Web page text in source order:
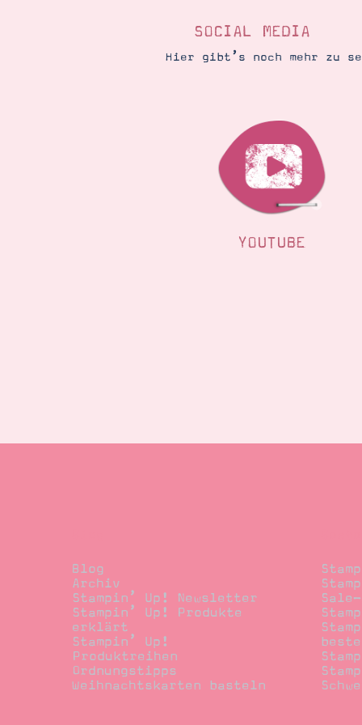
SOCIAL MEDIA
Hier gibt’s noch mehr zu
YOUTUBE
Blog
Archiv
Stampin’ Up! Newsletter
Stampin’ Up! Produkte
erklärt
Stampin’ Up!
Produktreihen
Ordnungstipps
Weihnachtskarten basteln